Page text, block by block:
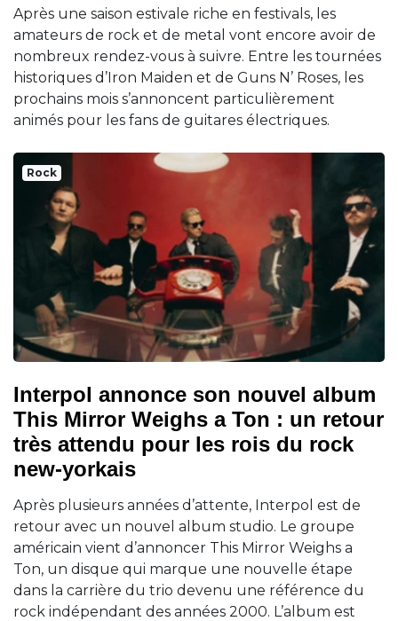
Après une saison estivale riche en festivals, les
amateurs de rock et de metal vont encore avoir de
nombreux rendez-vous à suivre. Entre les tournées
historiques d’Iron Maiden et de Guns N’ Roses, les
prochains mois s’annoncent particulièrement
animés pour les fans de guitares électriques.
Rock
Interpol annonce son nouvel album
This Mirror Weighs a Ton : un retour
très attendu pour les rois du rock
new-yorkais
Après plusieurs années d’attente, Interpol est de
retour avec un nouvel album studio. Le groupe
américain vient d’annoncer This Mirror Weighs a
Ton, un disque qui marque une nouvelle étape
dans la carrière du trio devenu une référence du
rock indépendant des années 2000. L’album est